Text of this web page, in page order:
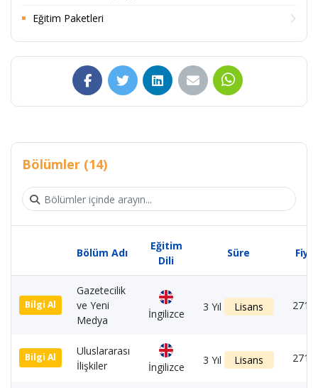
Eğitim Paketleri
Bölümler (14)
Bölüm Adı
Eğitim
Dili
Süre
Bilgi Al
Gazetecilik
ve Yeni
Medya
İngilizce
3 Yıl Lisans 2710
Bilgi Al
Uluslararası
İlişkiler
İngilizce
3 Yıl Lisans 2710